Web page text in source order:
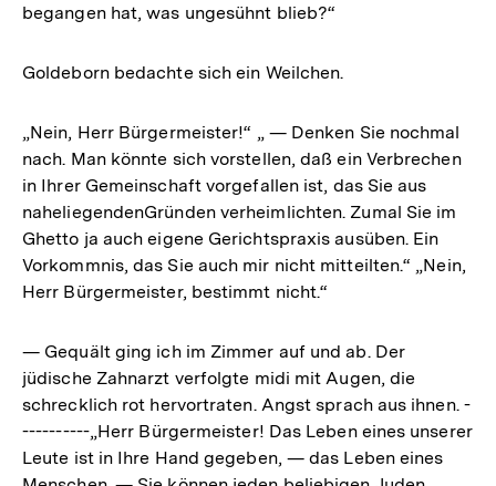
begangen hat, was ungesühnt blieb?“
Goldeborn bedachte sich ein Weilchen.
„Nein, Herr Bürgermeister!“ „ — Denken Sie nochmal
nach. Man könnte sich vorstellen, daß ein Verbrechen
in Ihrer Gemeinschaft vorgefallen ist, das Sie aus
naheliegendenGründen verheimlichten. Zumal Sie im
Ghetto ja auch eigene Gerichtspraxis ausüben. Ein
Vorkommnis, das Sie auch mir nicht mitteilten.“ „Nein,
Herr Bürgermeister, bestimmt nicht.“
— Gequält ging ich im Zimmer auf und ab. Der
jüdische Zahnarzt verfolgte midi mit Augen, die
schrecklich rot hervortraten. Angst sprach aus ihnen. -
----------„Herr Bürgermeister! Das Leben eines unserer
Leute ist in Ihre Hand gegeben, — das Leben einesZum